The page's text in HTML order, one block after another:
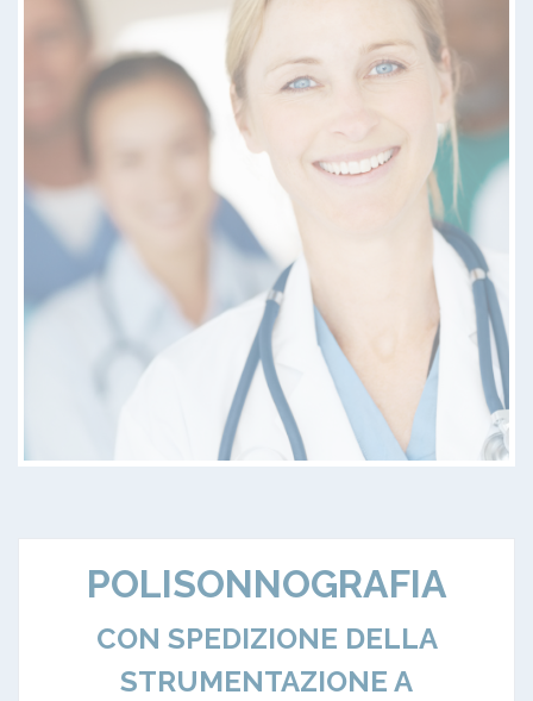
POLISONNOGRAFIA
CON SPEDIZIONE DELLA
STRUMENTAZIONE A